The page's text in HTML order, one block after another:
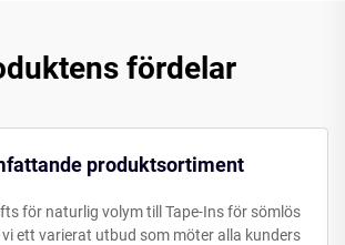
fördelar
produktsortiment
för naturlig volym till Tape-Ins för sömlös
ett varierat utbud som möter alla kunders